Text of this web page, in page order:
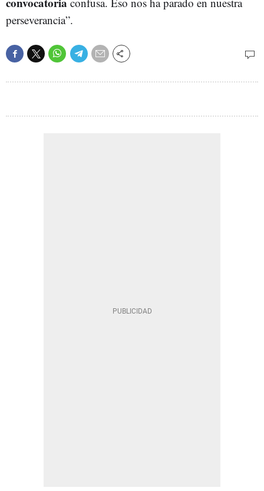
perseverancia”.